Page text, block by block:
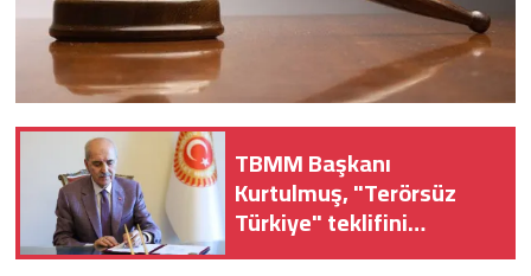
TBMM Başkanı
Kurtulmuş, "Terörsüz
Türkiye" teklifini
imzaladı